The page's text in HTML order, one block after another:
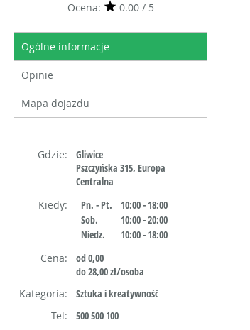
Ocena:
0.00 / 5
Ogólne informacje
Opinie
Mapa dojazdu
Gdzie:
Gliwice
Pszczyńska 315, Europa
Centralna
Kiedy:
Pn. - Pt.
10:00 - 18:00
Sob.
10:00 - 20:00
Niedz.
10:00 - 18:00
Cena:
od 0,00
do 28,00 zł/osoba
Kategoria:
Sztuka i kreatywność
Tel:
500 500 100